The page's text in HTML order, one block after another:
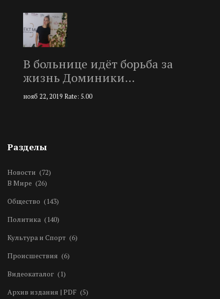
В больнице идёт борьба за
жизнь Доминики…
нояб 22, 2019 Rate: 5.00
Разделы
Новости (72)
В Мире (26)
Общество (143)
Политика (140)
Культура и Спорт (6)
Происшествия (6)
Видеокаталог (1)
Архив издания | PDF (5)